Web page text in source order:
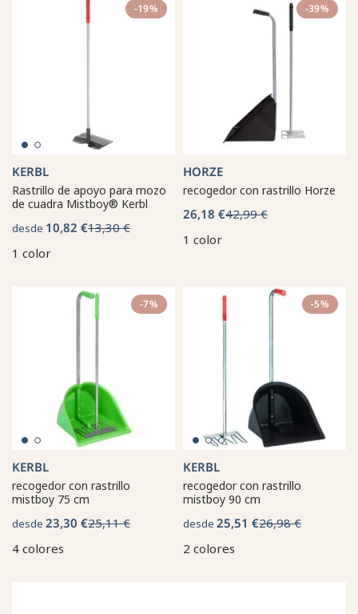
-19%
KERBL
Rastrillo de apoyo para mozo
de cuadra Mistboy® Kerbl
desde 10,82 €13,30 €
1 color
-39%
HORZE
recogedor con rastrillo Horze
26,18 €42,99 €
1 color
-7%
KERBL
recogedor con rastrillo
mistboy 75 cm
desde 23,30 €25,11 €
4 colores
-5%
KERBL
recogedor con rastrillo
mistboy 90 cm
desde 25,51 €26,98 €
2 colores